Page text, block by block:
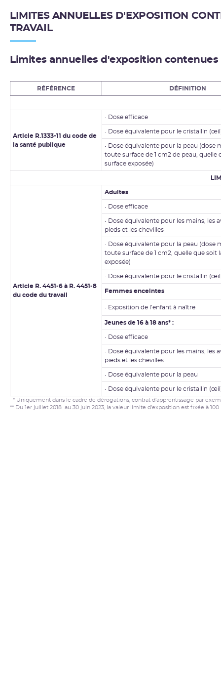
LIMITES ANNUELLES D'EXPOSITION
TRAVAIL
Limites annuelles d'exposition
RÉFÉRENCE DÉFINITION
Article R.1333-11 du code de
la santé publique
• Dose efficace
• Dose équivalente pour le cristallin
• Dose équivalente pour la peau (dose
toute surface de 1 cm2 de peau, quelle
surface exposée)
Article R. 4451-6 à R. 4451-8
du code du travail
Adultes
• Dose efficace
• Dose équivalente pour les mains, les
pieds et les chevilles
• Dose équivalente pour la peau (dose
toute surface de 1 cm2, quelle que soit
exposée)
• Dose équivalente pour le cristallin
Femmes enceintes
• Exposition de l’enfant à naître
Jeunes de 16 à 18 ans* :
• Dose efficace
• Dose équivalente pour les mains, les
pieds et les chevilles
• Dose équivalente pour la peau
• Dose équivalente pour le cristallin
* Uniquement dans le cadre de dérogations, contrat d’apprentissage par
** Du 1er juillet 2018 au 30 juin 2023, la valeur limite d’exposition est fixée à